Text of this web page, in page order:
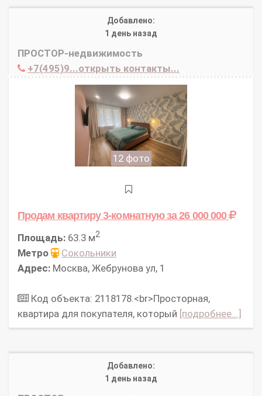
Добавлено:
1 день назад
ПРОСТОР-недвижимость
+7(495)9...открыть контакты...
12 фото
Продам квартиру 3-комнатнуюза 26 000 000
Площадь: 63.3 м2
Метро
Сокольники
Адрес: Москва, Жебрунова ул, 1
Код объекта: 2118178.<br>Просторная,
квартира для покупателя, который [подробнее...]
Добавлено:
1 день назад